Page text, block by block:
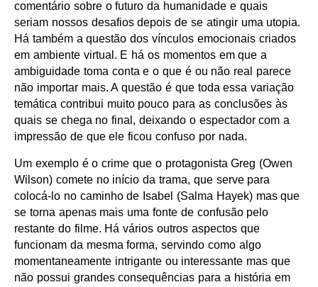
comentário sobre o futuro da humanidade e quais
seriam nossos desafios depois de se atingir uma utopia.
Há também a questão dos vínculos emocionais criados
em ambiente virtual. E há os momentos em que a
ambiguidade toma conta e o que é ou não real parece
não importar mais. A questão é que toda essa variação
temática contribui muito pouco para as conclusões às
quais se chega no final, deixando o espectador com a
impressão de que ele ficou confuso por nada.
Um exemplo é o crime que o protagonista Greg (Owen
Wilson) comete no início da trama, que serve para
colocá-lo no caminho de Isabel (Salma Hayek) mas que
se torna apenas mais uma fonte de confusão pelo
restante do filme. Há vários outros aspectos que
funcionam da mesma forma, servindo como algo
momentaneamente intrigante ou interessante mas que
não possui grandes consequências para a história em